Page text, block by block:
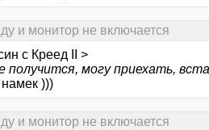
и монитор не включается
с Креед II >
получится, могу приехать,
)))
и монитор не включается